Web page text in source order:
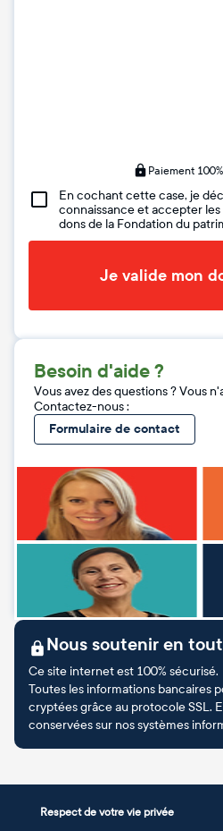
Paiement
En cochant cette case, je
connaissance et accepter les
dons de la Fondation du
Je valide mon
Besoin d'aide ?
Vous avez des questions ? Vous
Contactez-nous :
Formulaire de contact
Nous soutenir en
Ce site internet est 100% sécurisé.
Toutes les informations bancaires
cryptées grâce au protocole SSL.
conservées sur nos systèmes
Respect de votre vie privée